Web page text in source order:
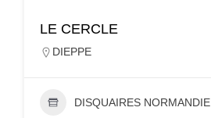
LE CERCLE
DIEPPE
DISQUAIRES NORMANDIE